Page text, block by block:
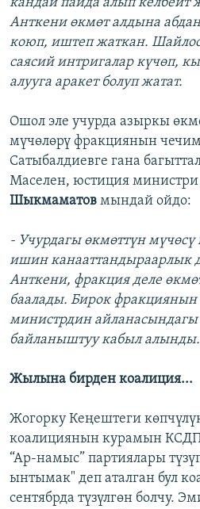
Анткени өкмөт алдына
коюп, иштеп жаткан.
саясий интригалар күчөп,
алууга аракет болуп жатат.
Ошол эле учурда азыркы
мүчөлөрү фракциянын
Сатыбалдиевге гана
Маселен, юстиция министри
Шыкмаматов мындай ойдо:
- Учурдагы өкмөттүн мүчөсү
ишин канааттандыраарлык
Анткени, фракция деле
баалады. Бирок
министрдин
байланыштуу кабыл алынды.
Жылына бирден коалиция...
Жогорку Кеңештеги
коалициянын курамын
“Ар-намыс” партиялары
ынтымак" деп аталган бул
сентябрда түзүлгөн болчу.